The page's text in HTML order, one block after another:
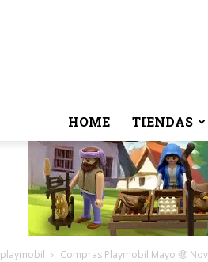
HOME TIENDAS
playmobil Compras Playmobil Mayo 🤑